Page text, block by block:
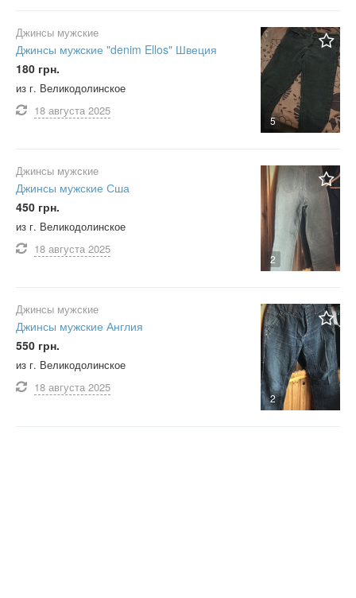
5
Джинсы мужские
Джинсы мужские "denim Ellos" Швеция
180 грн.
из г. Великодолинское
18 августа 2025
2
Джинсы мужские
Джинсы мужские Сша
450 грн.
из г. Великодолинское
18 августа 2025
2
Джинсы мужские
Джинсы мужские Англия
550 грн.
из г. Великодолинское
18 августа 2025